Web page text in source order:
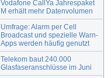
Vodafone CallYa Jahrespaket
M erhält mehr Datenvolumen
Umfrage: Alarm per Cell
Broadcast und spezielle Warn-
Apps werden häufig genutzt
Telekom baut 240.000
Glasfaseranschlüsse im Juni